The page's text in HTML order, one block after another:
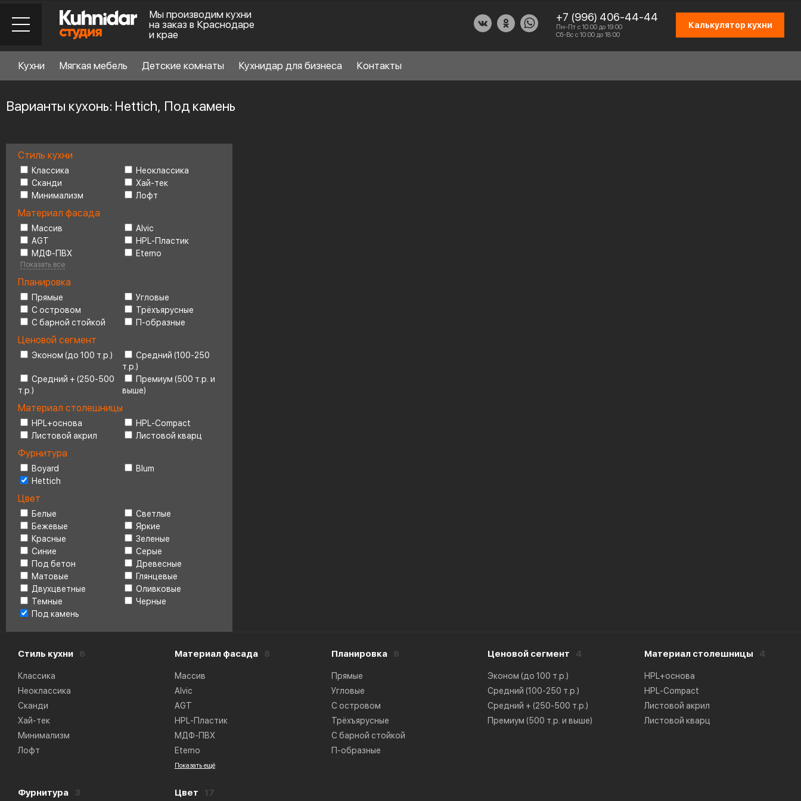
Мы производим кухни
на заказ в Краснодаре
и крае
+7 (996) 406-44-44
Пн-Пт с 10:00 до 19:00
Сб-Вс с 10:00 до 18:00
Калькулятор кухни
Стиль кухни
Материал фасада
Планировка
Ценовой сегмент
Кухни Мягкая мебель Детские комнаты Кухнидар для бизнеса Контакты
Варианты кухонь: Hettich, Под камень
Стиль кухни
Классика
Неоклассика
Сканди
Хай-тек
Минимализм
Лофт
Материал фасада
Массив
Alvic
AGT
HPL-Пластик
МДФ-ПВХ
Eterno
Показать все
Планировка
Прямые
Угловые
С островом
Трёхъярусные
С барной стойкой
П-образные
Ценовой сегмент
Эконом (до 100 т.р.)
Средний (100-250
т.р.)
Средний + (250-500
т.р.)
Премиум (500 т.р. и
выше)
Материал столешницы
HPL+основа
HPL-Compact
Листовой акрил
Листовой кварц
Фурнитура
Boyard
Blum
Hettich
Цвет
Белые
Светлые
Бежевые
Яркие
Красные
Зеленые
Синие
Серые
Под бетон
Древесные
Матовые
Глянцевые
Двухцветные
Оливковые
Темные
Черные
Под камень
Стиль кухни 6
Классика
Неоклассика
Сканди
Хай-тек
Минимализм
Лофт
Материал фасада 8
Массив
Alvic
AGT
HPL-Пластик
МДФ-ПВХ
Eterno
Показать ещё
Планировка 6
Прямые
Угловые
С островом
Трёхъярусные
С барной стойкой
П-образные
Ценовой сегмент 4
Эконом (до 100 т.р.)
Средний (100-250 т.р.)
Средний + (250-500 т.р.)
Премиум (500 т.р. и выше)
Материал столешницы 4
HPL+основа
HPL-Compact
Листовой акрил
Листовой кварц
Фурнитура 3 Цвет 17